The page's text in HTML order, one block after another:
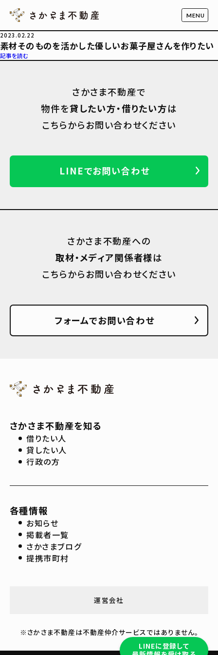
2023.02.22
素材そのものを活かした優しいお菓子屋さんを作りたい
記事を読む
LINEに登録して
さかさま不動産で
物件を貸したい方・借りたい方は
こちらからお問い合わせください
LINEでお問い合わせ
さかさま不動産への
取材・メディア関係者様は
こちらからお問い合わせください
フォームでお問い合わせ
さかさま不動産を知る
借りたい人
貸したい人
行政の方
各種情報
お知らせ
掲載者一覧
さかさまブログ
提携市町村
運営会社
※さかさま不動産は不動産仲介サービスではありません。